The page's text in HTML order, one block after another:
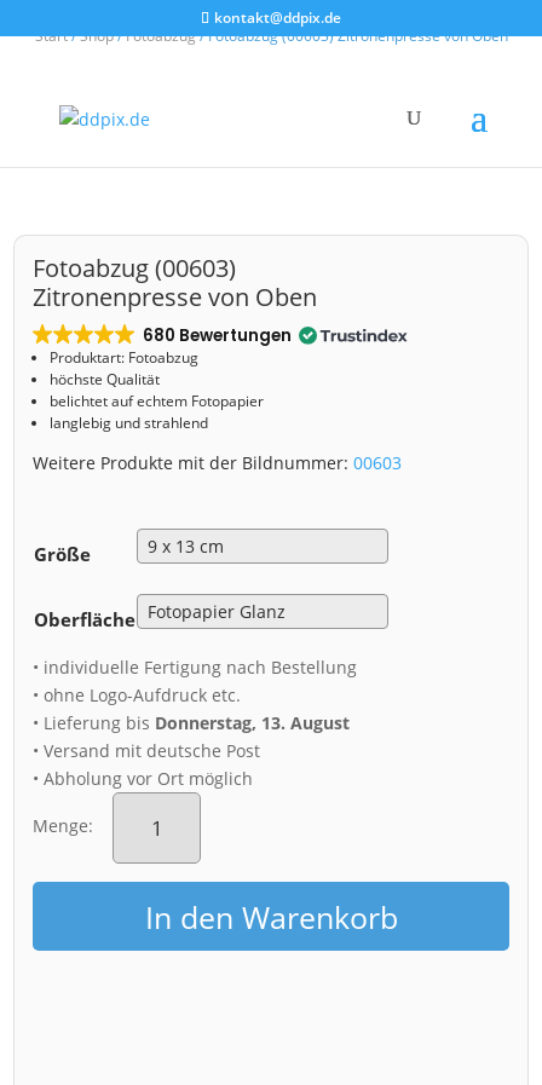
kontakt@ddpix.de
Start/Shop/Fotoabzug/ Fotoabzug (00603) Zitronenpresse von Oben
Fotoabzug (00603)
Zitronenpresse von Oben
680 Bewertungen
Produktart: Fotoabzug
höchste Qualität
belichtet auf echtem Fotopapier
langlebig und strahlend
Weitere Produkte mit der Bildnummer:00603
Größe
Oberfläche
• individuelle Fertigung nach Bestellung
• ohne Logo-Aufdruck etc.
• Lieferung bis Donnerstag, 13. August
• Versand mit deutsche Post
• Abholung vor Ort möglich
Menge:
Fotoabzug
(00603)
von
Oben
MengeIn den Warenkorb